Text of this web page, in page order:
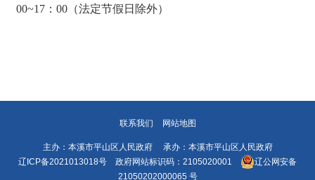
00~17：00（法定节假日除外）
联系我们 网站地图
主办：本溪市平山区人民政府 承办：本溪市平山区人民政府
辽ICP备2021013018号 政府网站标识码：2105020001
辽公网安备
21050202000065 号